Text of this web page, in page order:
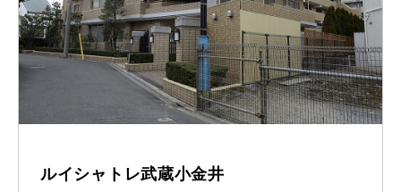
ルイシャトレ武蔵小金井